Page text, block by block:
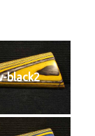
black2